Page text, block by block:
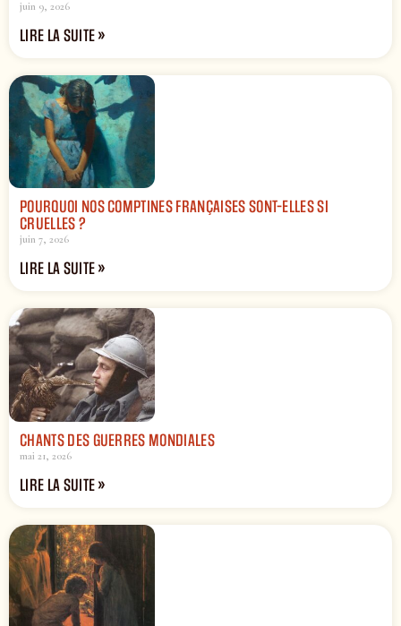
juin 9, 2026
LIRE LA SUITE »
POURQUOI NOS COMPTINES FRANÇAISES SONT-ELLES SI
CRUELLES ?
juin 7, 2026
LIRE LA SUITE »
CHANTS DES GUERRES MONDIALES
mai 21, 2026
LIRE LA SUITE »